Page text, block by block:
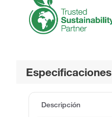
Especificaciones
Descripción